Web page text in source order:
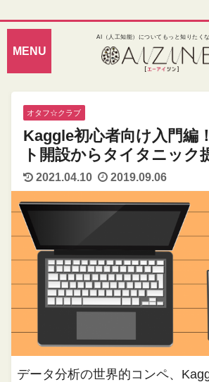
AI（人工知能）についてもっと知りたく
オタフ☆クラブ
Kaggle初心者向け入門編
ト開設からタイタニック
2021.04.10 2019.09.06
データ分析の世界的コンペ、